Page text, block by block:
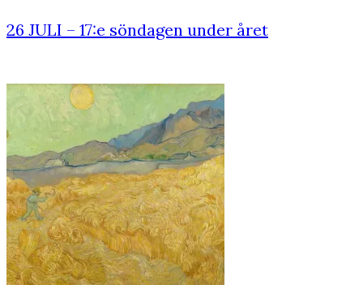
26 JULI – 17:e söndagen under året